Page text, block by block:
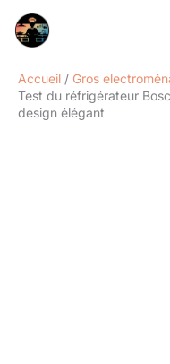
Accueil
Gros
Test du réfrigérateur
design élégant
Rechercher